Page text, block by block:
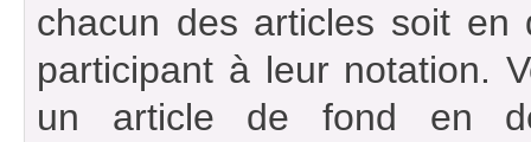
chacun des articles soit en
participant à leur notation.
un article de fond en